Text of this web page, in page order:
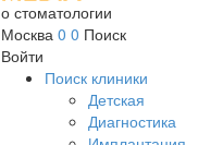
о стоматологии
Москва 0 0 Поиск
Войти
Поиск клиники
Детская
Диагностика